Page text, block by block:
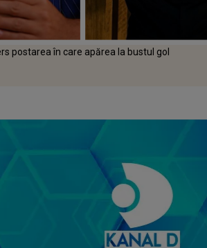
postarea în care apărea la bustul gol